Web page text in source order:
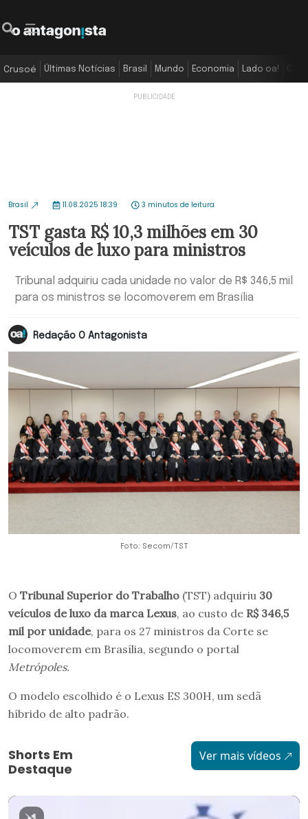
Crusoé Últimas Notícias Brasil Mundo Economia Lado oa!
Brasil 11.08.2025 18:39 3 minutos de leitura
TST gasta R$ 10,3 milhões em 30
veículos de luxo para ministros
Tribunal adquiriu cada unidade no valor de R$ 346,5 mil
para os ministros se locomoverem em Brasília
Redação O Antagonista
Foto: Secom/TST
O Tribunal Superior do Trabalho (TST) adquiriu 30
veículos de luxo da marca Lexus, ao custo de R$ 346,5
mil por unidade, para os 27 ministros da Corte se
locomoverem em Brasília, segundo o portal
Metrópoles.
O modelo escolhido é o Lexus ES 300H, um sedã
híbrido de alto padrão.
Shorts Em
Destaque
Ver mais vídeos